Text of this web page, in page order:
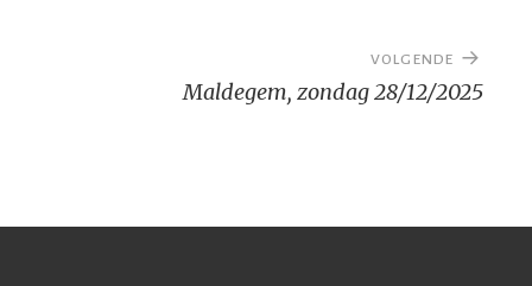
VOLGENDE
Maldegem, zondag 28/12/2025